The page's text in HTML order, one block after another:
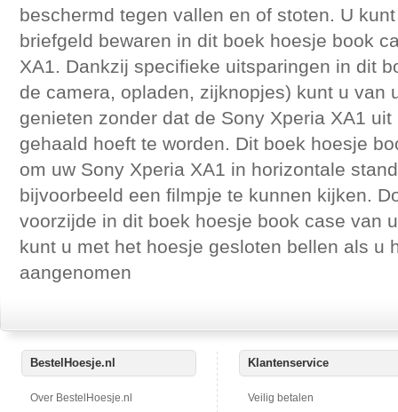
beschermd tegen vallen en of stoten. U
briefgeld bewaren in dit boek hoesje book
XA1. Dankzij specifieke uitsparingen in dit
de camera, opladen, zijknopjes) kunt u van
genieten zonder dat de Sony Xperia XA1
gehaald hoeft te worden. Dit boek hoesje
om uw Sony Xperia XA1 in horizontale
bijvoorbeeld een filmpje te kunnen kijken.
voorzijde in dit boek hoesje book case van
kunt u met het hoesje gesloten bellen als u
aangenomen
BestelHoesje.nl
Over BestelHoesje.nl
Klantenservice
Veilig betalen